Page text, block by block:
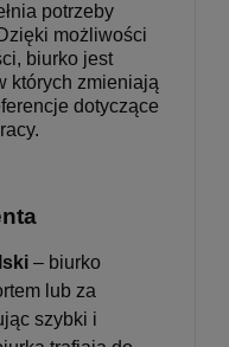
potrzeby
możliwości
biurko jest
których zmieniają
dotyczące
– biurko
lub za
szybki i